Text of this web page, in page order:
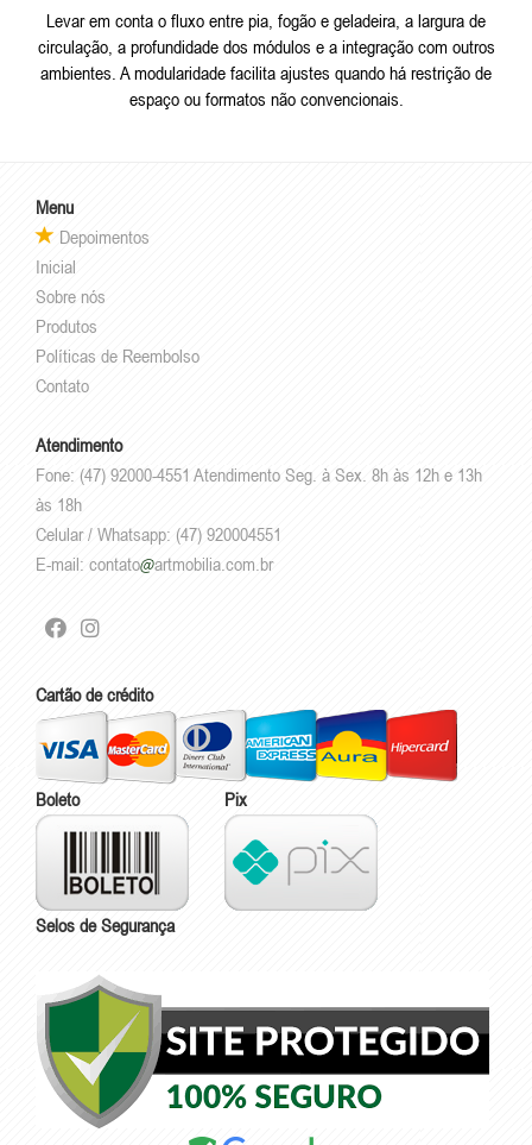
Levar em conta o fluxo entre pia, fogão e geladeira, a largura de
circulação, a profundidade dos módulos e a integração com outros
ambientes. A modularidade facilita ajustes quando há restrição de
espaço ou formatos não convencionais.
Menu
Depoimentos
Inicial
Sobre nós
Produtos
Políticas de Reembolso
Contato
Atendimento
Fone: (47) 92000-4551 Atendimento Seg. à Sex. 8h às 12h e 13h
às 18h
Celular / Whatsapp: (47) 920004551
E-mail: contato artmobilia.com.br
Cartão de crédito
Boleto Pix
Selos de Segurança